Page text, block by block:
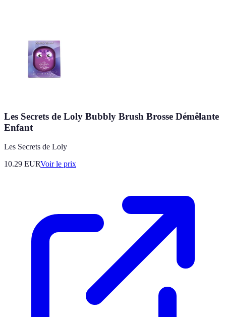
Les Secrets de Loly Bubbly Brush Brosse Démêlante
Enfant
Les Secrets de Loly
10.29 EURVoir le prix